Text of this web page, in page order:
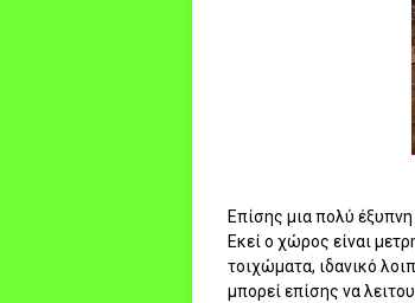
Επίσης μια πολύ
Εκεί ο χώρος είναι
τοιχώματα, ιδανικό
μπορεί επίσης να